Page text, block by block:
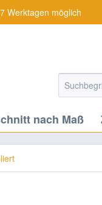
Werktagen möglich
nach Maß